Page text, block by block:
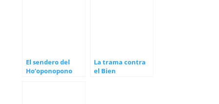
El sendero del
Ho’oponopono
La trama contra
el Bien